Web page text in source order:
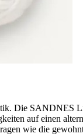
Die SANDNES
auf einen
wie die